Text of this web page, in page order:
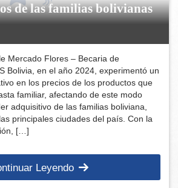
de las familias bolivianas
Mercado Flores – Becaria de
Bolivia, en el año 2024, experimentó un
en los precios de los productos que
familiar, afectando de este modo
adquisitivo de las familias boliviana,
principales ciudades del país. Con la
[…]
Leyendo